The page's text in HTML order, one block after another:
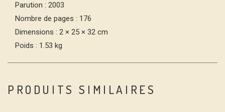
Parution : 2003
Nombre de pages : 176
Dimensions : 2 × 25 × 32 cm
Poids : 1.53 kg
PRODUITS SIMILAIRES